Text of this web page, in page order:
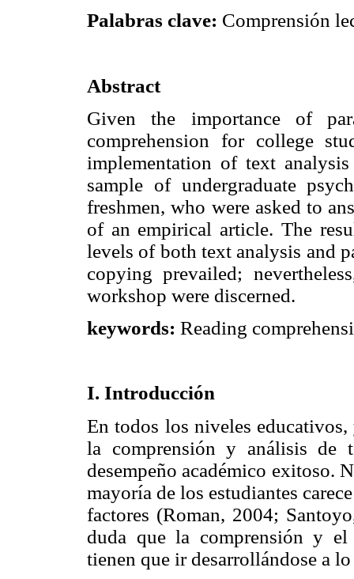
Palabras clave: Comprensión
Abstract
Given the importance of
comprehension for college
implementation of text
sample of undergraduate
freshmen, who were asked to
of an empirical article. The
levels of both text analysis and
copying prevailed;
workshop were discerned.
keywords: Reading
I. Introducción
En todos los niveles
la comprensión y análisis de
desempeño académico exitoso.
mayoría de los estudiantes
factores (Roman, 2004;
duda que la comprensión y el
tienen que ir desarrollándose a